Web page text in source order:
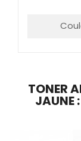
TONER
JAUNE